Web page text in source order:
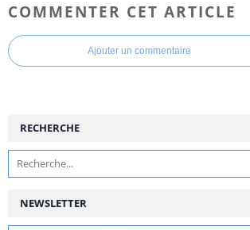
COMMENTER CET ARTICLE
Ajouter un commentaire
NEWSLETTER
RECHERCHE